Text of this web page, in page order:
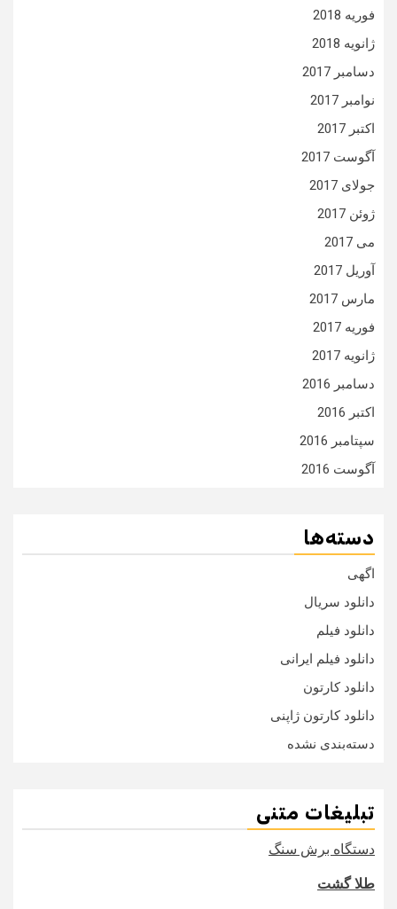
فوریه 2018
ژانویه 2018
دسامبر 2017
نوامبر 2017
اکتبر 2017
آگوست 2017
جولای 2017
ژوئن 2017
می 2017
آوریل 2017
مارس 2017
فوریه 2017
ژانویه 2017
دسامبر 2016
اکتبر 2016
سپتامبر 2016
آگوست 2016
دسته‌ها
اگهی
دانلود سریال
دانلود فیلم
دانلود فیلم ایرانی
دانلود کارتون
دانلود کارتون ژاپنی
دسته‌بندی نشده
تبلیغات متنی
دستگاه برش سنگ
طلا گشت